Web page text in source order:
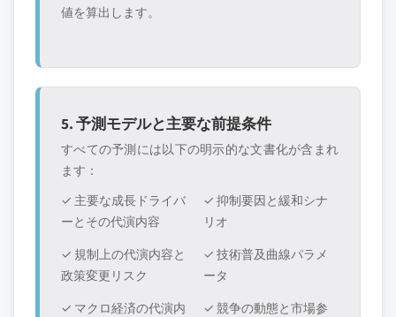
値を算出します。
5. 予測モデルと主要な前提条件
すべての予測には以下の明示的な文書化が含まれ
ます：
✓ 主要な成長ドライバ
ーとその代演内容
✓ 抑制要因と緩和シナ
リオ
✓ 規制上の代演内容と
政策変更リスク
✓ 技術普及曲線パラメ
ータ
✓ マクロ経済の代演内 ✓ 競争の動態と市場参